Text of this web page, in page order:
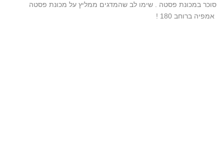
סוכר במכונת פסטה . שימו לב שהמדגים ממליץ על מכונת פסטה
אמפיה ברוחב 180 !